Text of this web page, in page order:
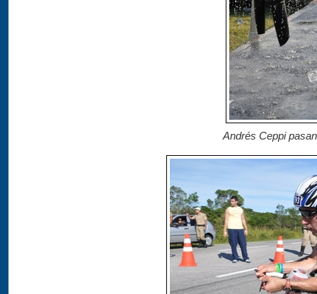
Andrés Ceppi